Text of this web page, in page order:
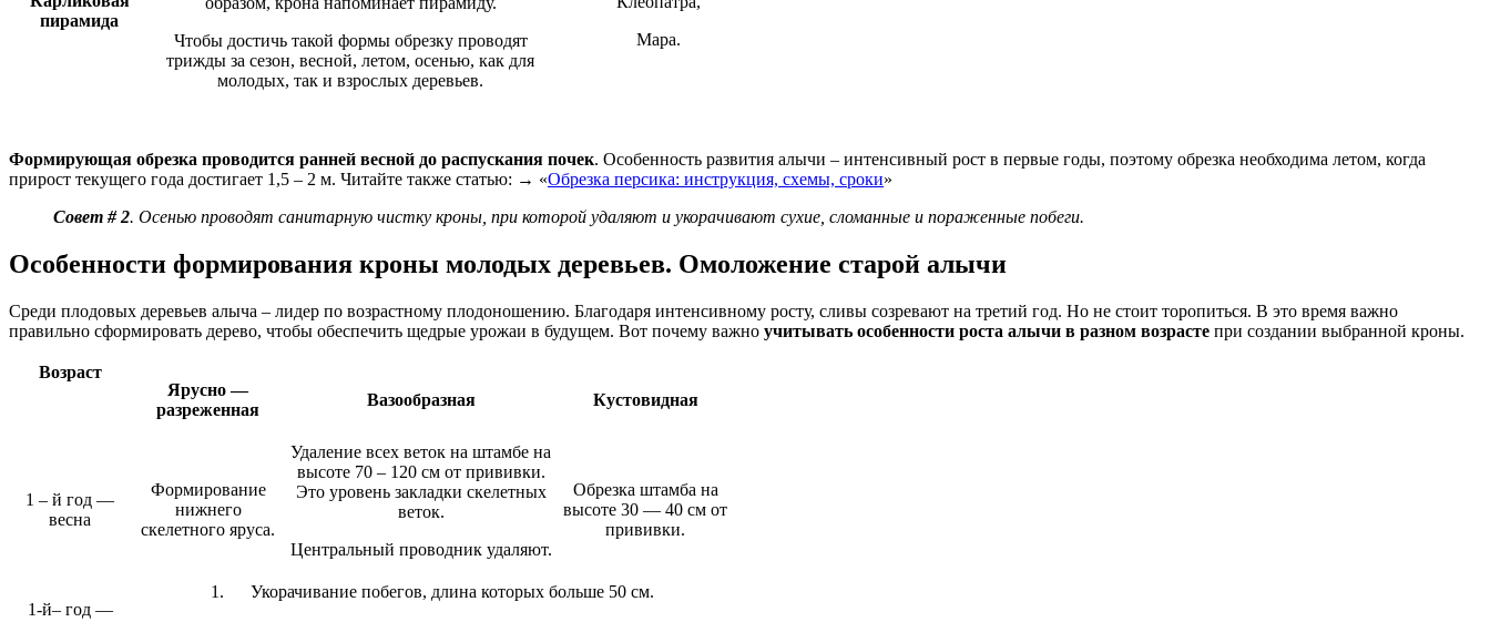
пирамида
Чтобы достичь такой формы обрезку проводят
трижды за сезон, весной, летом, осенью, как для
молодых, так и взрослых деревьев.
Мара.
Формирующая обрезка проводится ранней весной до распускания почек. Особенность развития алычи – интенсивный рост в первые годы, поэтому обрезка необходима летом, когда
прирост текущего года достигает 1,5 – 2 м. Читайте также статью: → «Обрезка персика: инструкция, схемы, сроки»
Совет # 2. Осенью проводят санитарную чистку кроны, при которой удаляют и укорачивают сухие, сломанные и пораженные побеги.
Особенности формирования кроны молодых деревьев. Омоложение старой алычи
Среди плодовых деревьев алыча – лидер по возрастному плодоношению. Благодаря интенсивному росту, сливы созревают на третий год. Но не стоит торопиться. В это время важно
правильно сформировать дерево, чтобы обеспечить щедрые урожаи в будущем. Вот почему важно учитывать особенности роста алычи в разном возрасте при создании выбранной кроны.
Возраст
Ярусно —
разреженная
Вазообразная Кустовидная
1 – й год —
весна
Формирование
нижнего
скелетного яруса.
Удаление всех веток на штамбе на
высоте 70 – 120 см от прививки.
Это уровень закладки скелетных
веток.
Центральный проводник удаляют.
Обрезка штамба на
высоте 30 — 40 см от
прививки.
1-й– год —
1. Укорачивание побегов, длина которых больше 50 см.